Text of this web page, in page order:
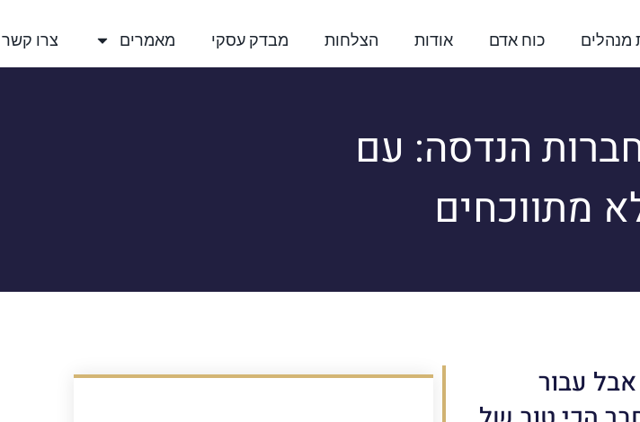
מנהלים כוח אדם אודות הצלחות מבדק עסקי מאמרים צרו קשר
הנדסה: עם
מתווכחים
עבור